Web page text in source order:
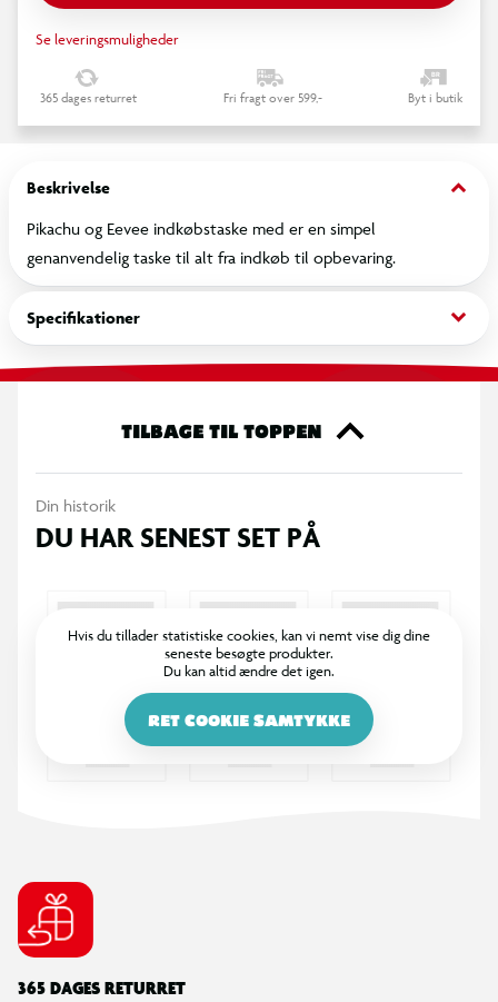
Se leveringsmuligheder
365 dages returret Fri fragt over 599,- Byt i butik
Beskrivelse keyboard_arrow_down
Pikachu og Eevee indkøbstaske med er en simpel
genanvendelig taske til alt fra indkøb til opbevaring.
Specifikationer keyboard_arrow_down
TILBAGE TIL TOPPEN
Din historik
DU HAR SENEST SET PÅ
Hvis du tillader statistiske cookies, kan vi nemt vise dig dine
seneste besøgte produkter.
Du kan altid ændre det igen.
RET COOKIE SAMTYKKE
365 DAGES RETURRET